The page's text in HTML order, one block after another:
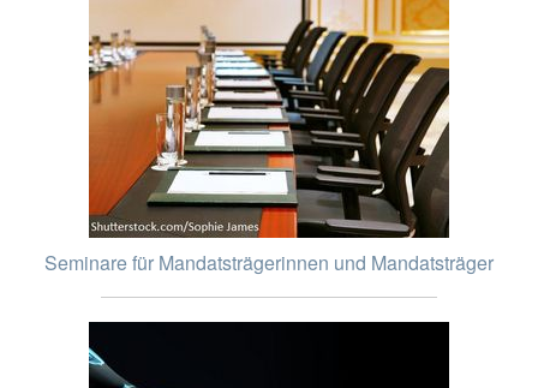
Seminare für Mandatsträgerinnen und Mandatsträger